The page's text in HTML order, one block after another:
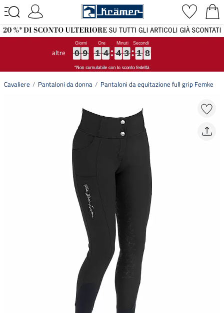
altre 0
0
0
0 9
9
9
9 1
1
1
1 4
4
4
4 4
4
4
4 3
3
3
3 1
1
1
1 7
7
7
7
Cavaliere Pantaloni da donna Pantaloni da equitazione full grip Femke